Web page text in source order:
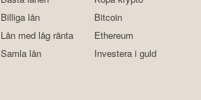
Billiga lån
Lån med låg ränta
Samla lån
Bitcoin
Ethereum
Investera i guld